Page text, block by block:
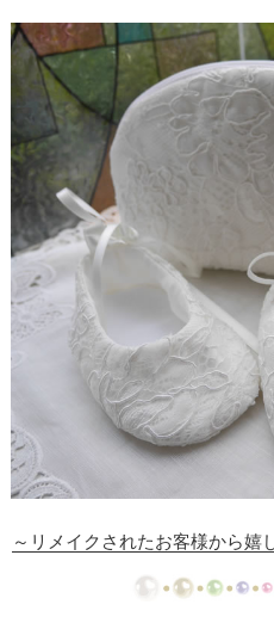
【ドレスリメイク】オー
レス
【ドレスリメイク】バッグ
ド
【ドレスリメイク】シフ
ドレス
【ドレスリメイク】フリ
レス
【ドレスリメイク】ラッ
【ドレスリメイク】ピン
【ドレスリメイク】豪華
くるみ
【ドレスリメイク】3世代
【ドレスリメイク】ベス
～リメイクされたお客様から嬉